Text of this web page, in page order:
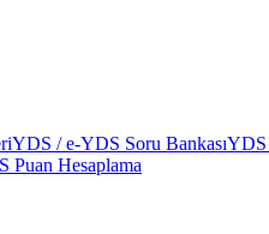
YDS / e-YDS Soru BankasıYDS
Puan Hesaplama